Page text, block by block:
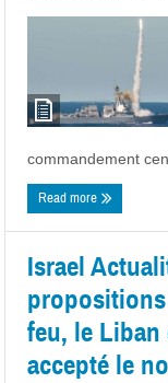
commandement
Read more
Israel
propositions
feu, le
accepté le